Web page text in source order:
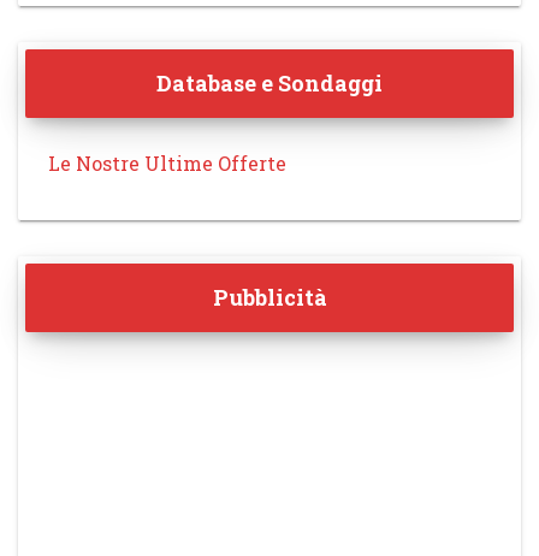
Database e Sondaggi
Le Nostre Ultime Offerte
Pubblicità